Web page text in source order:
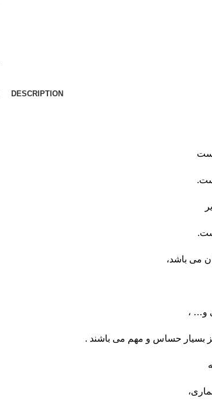
DESCRIPTION
می باشد،
و… ،
بسیار حساس و مهم می باشند .